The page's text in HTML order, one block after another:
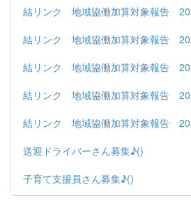
結リンク 地域協働加算対象報告
結リンク 地域協働加算対象報告
結リンク 地域協働加算対象報告
結リンク 地域協働加算対象報告
結リンク 地域協働加算対象報告
送迎ドライバーさん募集♪()
子育て支援員さん募集♪()